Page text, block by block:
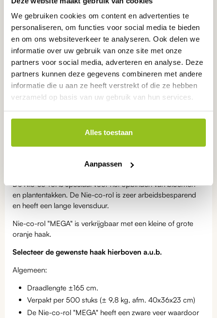
We gebruiken cookies om content en advertenties te
personaliseren, om functies voor social media te bieden
en om ons websiteverkeer te analyseren. Ook delen we
informatie over uw gebruik van onze site met onze
partners voor social media, adverteren en analyse. Deze
partners kunnen deze gegevens combineren met andere
informatie die u aan ze heeft verstrekt of die ze hebben
verzameld op basis van uw gebruik van hun services.
Alles toestaan
Aanpassen
Servicestaat voorop
Eerlijk en persoonlijkadvies
Betrouwbareproducten
Nederlandsekwaliteit
ONZE KEURMERKEN
omschrijving
De Nie-co-rol is speciaal voor het opbinden van bloemen-
en plantentakken. De Nie-co-rol is zeer arbeidsbesparend
en heeft een lange levensduur.
Nie-co-rol "MEGA" is verkrijgbaar met een kleine of grote
oranje haak.
Selecteer de gewenste haak hierboven a.u.b.
Algemeen:
Draadlengte ±165 cm.
Verpakt per 500 stuks (± 9,8 kg, afm. 40x36x23 cm)
De Nie-co-rol "MEGA" heeft een zware veer waardoor